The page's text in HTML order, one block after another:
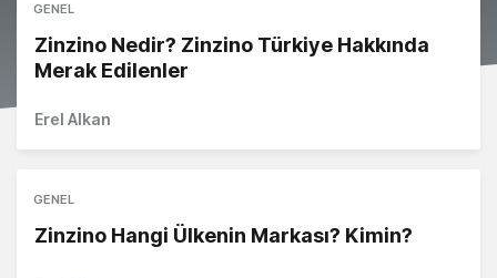
GENEL
Zinzino Nedir? Zinzino Türkiye Hakkında
Merak Edilenler
Erel Alkan
GENEL
Zinzino Hangi Ülkenin Markası? Kimin?